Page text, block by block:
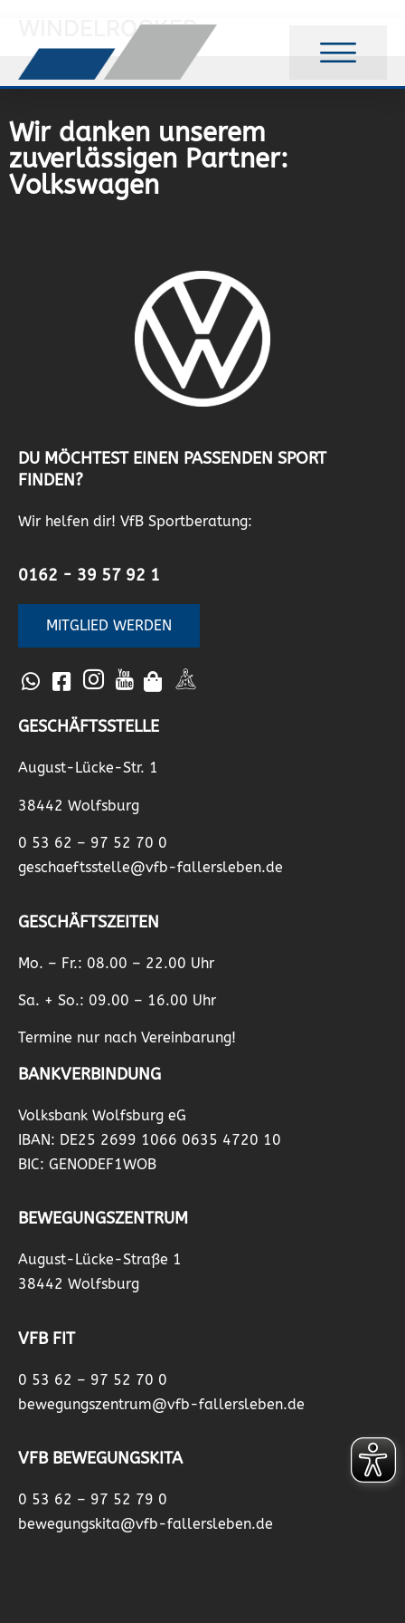
WINDELROCKER
Wir danken unserem
zuverlässigen Partner:
Volkswagen
DU MÖCHTEST EINEN PASSENDEN SPORT
FINDEN?
Wir helfen dir! VfB Sportberatung:
0162 - 39 57 92 1
MITGLIED WERDEN
GESCHÄFTSSTELLE
August-Lücke-Str. 1
38442 Wolfsburg
0 53 62 – 97 52 70 0
geschaeftsstelle@vfb-fallersleben.de
GESCHÄFTSZEITEN
Mo. – Fr.: 08.00 – 22.00 Uhr
Sa. + So.: 09.00 – 16.00 Uhr
Termine nur nach Vereinbarung!
BANKVERBINDUNG
Volksbank Wolfsburg eG
IBAN: DE25 2699 1066 0635 4720 10
BIC: GENODEF1WOB
BEWEGUNGSZENTRUM
August-Lücke-Straße 1
38442 Wolfsburg
VFB FIT
0 53 62 – 97 52 70 0
bewegungszentrum@vfb-fallersleben.de
VFB BEWEGUNGSKITA
0 53 62 – 97 52 79 0
bewegungskita@vfb-fallersleben.de